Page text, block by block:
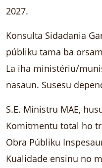
2027.
Konsulta Sidadania
públiku tama ba
La iha ministériu/
nasaun. Susesu
S.E. Ministru MAE,
Komitmentu total ho
Obra Públiku
Kualidade ensinu no